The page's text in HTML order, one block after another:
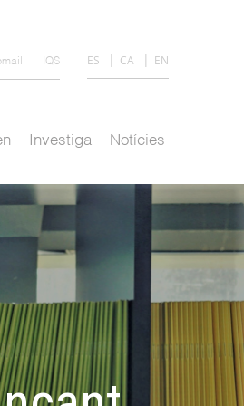
IQS ES CA EN
Investiga Notícies